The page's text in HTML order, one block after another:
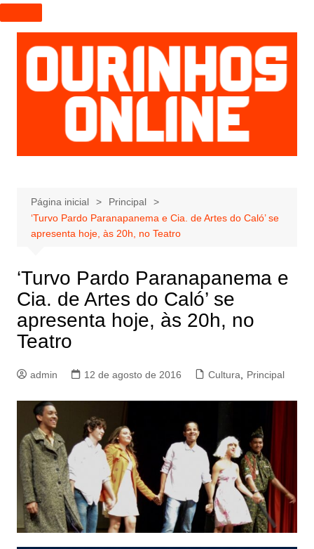
I
r
p
a
r
a
e
ú
d
Página inicial
Principal
‘Turvo Pardo Paranapanema e Cia. de Artes do Caló’ se
apresenta hoje, às 20h, no Teatro
‘Turvo Pardo Paranapanema e
Cia. de Artes do Caló’ se
apresenta hoje, às 20h, no
Teatro
admin 12 de agosto de 2016 Cultura Principal